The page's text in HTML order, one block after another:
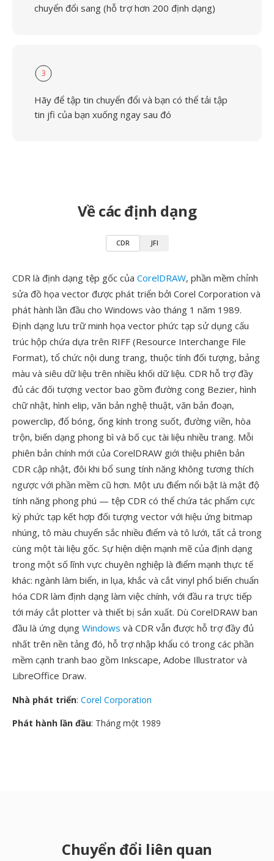
chuyển đổi sang (hỗ trợ hơn 200 định dạng)
3
Hãy để tập tin chuyển đổi và bạn có thể tải tập
tin jfi của bạn xuống ngay sau đó
Về các định dạng
CDR JFI
CDR là định dạng tệp gốc của CorelDRAW, phần mềm chỉnh
sửa đồ họa vector được phát triển bởi Corel Corporation và
phát hành lần đầu cho Windows vào tháng 1 năm 1989.
Định dạng lưu trữ minh họa vector phức tạp sử dụng cấu
trúc hộp chứa dựa trên RIFF (Resource Interchange File
Format), tổ chức nội dung trang, thuộc tính đối tượng, bảng
màu và siêu dữ liệu trên nhiều khối dữ liệu. CDR hỗ trợ đầy
đủ các đối tượng vector bao gồm đường cong Bezier, hình
chữ nhật, hình elip, văn bản nghệ thuật, văn bản đoạn,
powerclip, đổ bóng, ống kính trong suốt, đường viền, hòa
trộn, biến dạng phong bì và bố cục tài liệu nhiều trang. Mỗi
phiên bản chính mới của CorelDRAW giới thiệu phiên bản
CDR cập nhật, đôi khi bổ sung tính năng không tương thích
ngược với phần mềm cũ hơn. Một ưu điểm nổi bật là mật độ
tính năng phong phú — tệp CDR có thể chứa tác phẩm cực
kỳ phức tạp kết hợp đối tượng vector với hiệu ứng bitmap
nhúng, tô màu chuyển sắc nhiều điểm và tô lưới, tất cả trong
cùng một tài liệu gốc. Sự hiện diện mạnh mẽ của định dạng
trong một số lĩnh vực chuyên nghiệp là điểm mạnh thực tế
khác: ngành làm biển, in lụa, khắc và cắt vinyl phổ biến chuẩn
hóa CDR làm định dạng làm việc chính, với đầu ra trực tiếp
tới máy cắt plotter và thiết bị sản xuất. Dù CorelDRAW ban
đầu là ứng dụng Windows và CDR vẫn được hỗ trợ đầy đủ
nhất trên nền tảng đó, hỗ trợ nhập khẩu có trong các phần
mềm cạnh tranh bao gồm Inkscape, Adobe Illustrator và
LibreOffice Draw.
Nhà phát triển: Corel Corporation
Phát hành lần đầu: Tháng một 1989
Chuyển đổi liên quan